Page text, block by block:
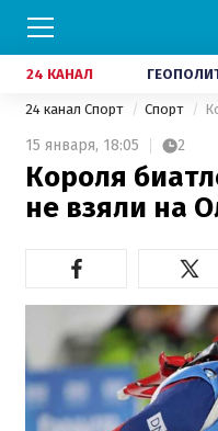
24 КАНАЛ
24 канал Спорт Спорт
15 января, 18:05 2
Короля
не взяли на